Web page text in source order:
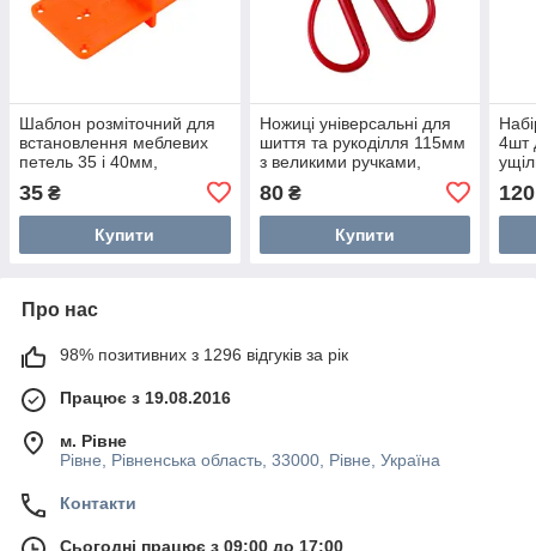
Шаблон розміточний для
встановлення меблевих
петель 35 і 40мм,
35 ₴
Купити
Ножиці універсальні для
шиття та рукоділля 115мм
з великими ручками,
80₴
Купити
4шт
120
Про нас
98% позитивних з 1296 відгуків за рік
Працює з 19.08.2016
м. Рівне
Рівне, Рівненська область, 33000, Рівне, Україна
Контакти
Сьогодні працює з 09:00 до 17:00